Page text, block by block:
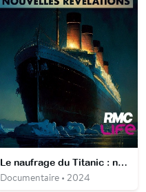
Le naufrage du Titanic : nouvelles révélations
Documentaire • 2024